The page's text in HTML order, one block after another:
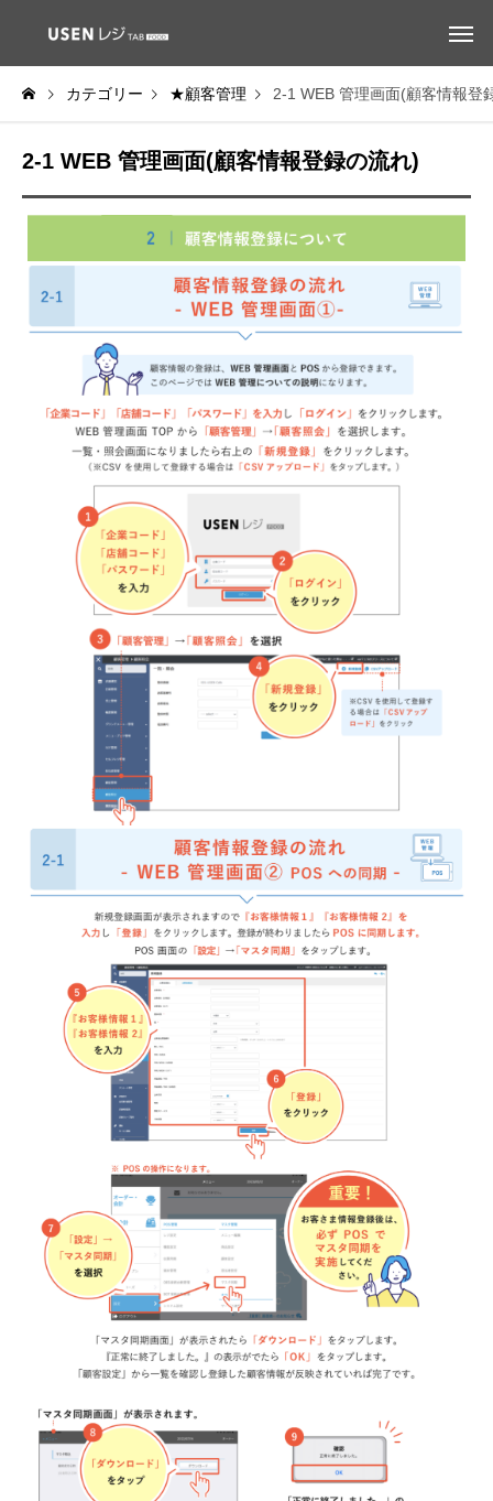
カテゴリー ★顧客管理 2-1 WEB 管理画面(顧客情報登
2-1 WEB 管理画面(顧客情報登録の流れ)